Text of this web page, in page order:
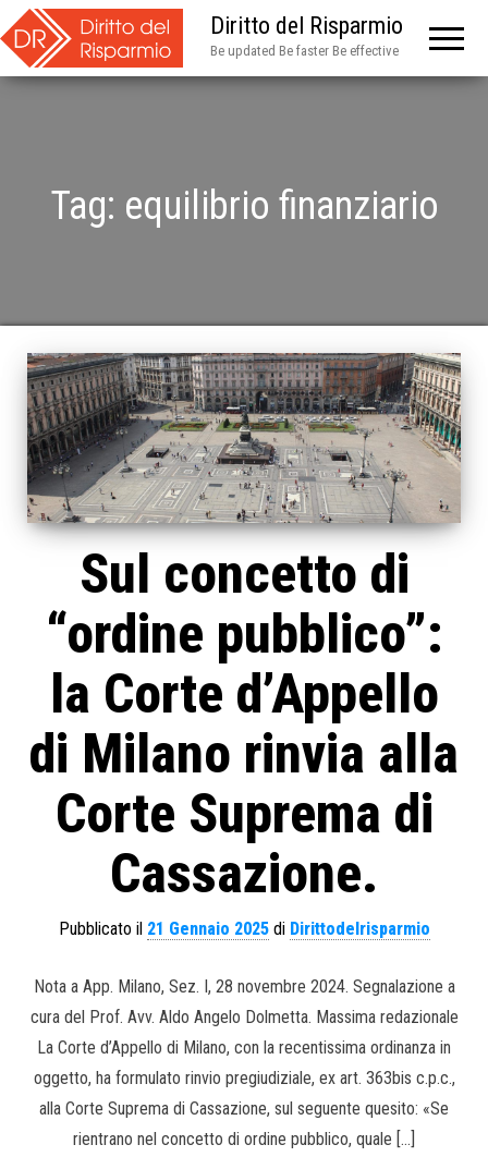
Diritto del Risparmio
Be updated Be faster Be effective
Tag: equilibrio finanziario
Sul concetto di
“ordine pubblico”:
la Corte d’Appello
di Milano rinvia alla
Corte Suprema di
Cassazione.
Pubblicato il 21 Gennaio 2025di Dirittodelrisparmio
Nota a App. Milano, Sez. I, 28 novembre 2024. Segnalazione a
cura del Prof. Avv. Aldo Angelo Dolmetta. Massima redazionale
La Corte d’Appello di Milano, con la recentissima ordinanza in
oggetto, ha formulato rinvio pregiudiziale, ex art. 363bis c.p.c.,
alla Corte Suprema di Cassazione, sul seguente quesito: «Se
rientrano nel concetto di ordine pubblico, quale […]